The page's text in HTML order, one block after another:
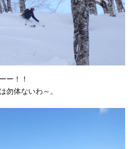
ー！！
勿体ないわ～。